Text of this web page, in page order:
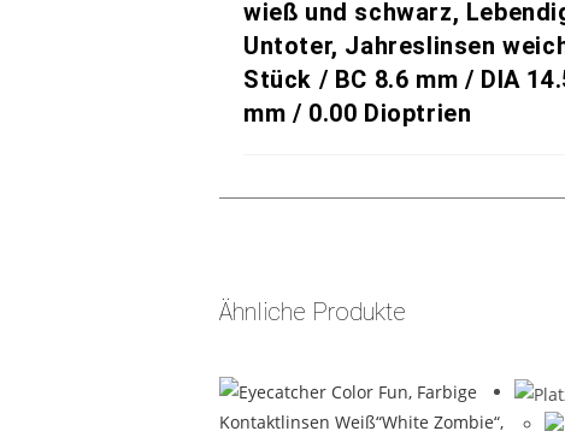
wieß und schwarz,
Untoter, Jahreslinsen
Stück / BC 8.6 mm / DIA
mm / 0.00 Dioptrien
Ähnliche Produkte